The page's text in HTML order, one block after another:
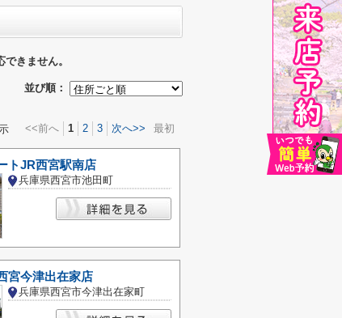
きません。
並び順：
<<前へ 1 2 3 次へ>> 最初
トJR西宮駅南店
兵庫県西宮市池田町
宮今津出在家店
兵庫県西宮市今津出在家町